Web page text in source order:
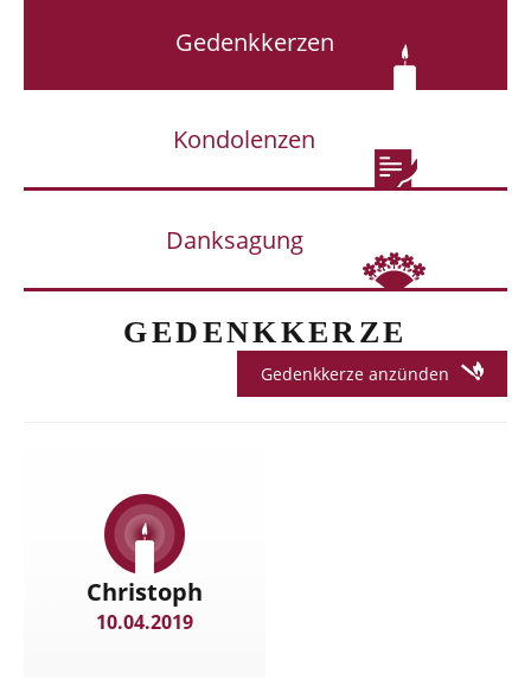
Gedenkkerzen
Kondolenzen
Danksagung
GEDENKKERZE
Gedenkkerze anzünden
Christoph
10.04.2019